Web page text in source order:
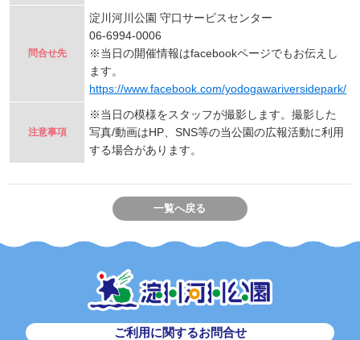
問合せ先
淀川河川公園 守口サービスセンター
06-6994-0006
※当日の開催情報はfacebookページでもお伝えし
ます。
https://www.facebook.com/yodogawariversidepark/
注意事項
※当日の模様をスタッフが撮影します。撮影した
写真/動画はHP、SNS等の当公園の広報活動に利用
する場合があります。
一覧へ戻る
ご利用に関するお問合せ